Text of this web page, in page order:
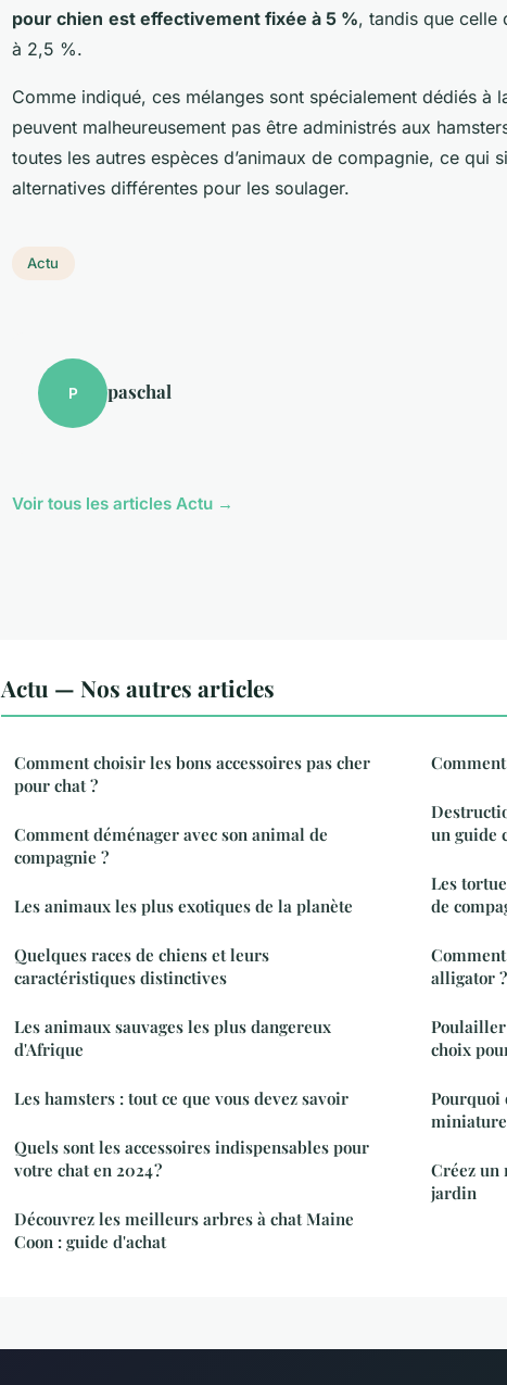
pour chien est effectivement fixée à 5 %, tandis que celle
à 2,5 %.
Comme indiqué, ces mélanges sont spécialement dédiés à
peuvent malheureusement pas être administrés aux
toutes les autres espèces d’animaux de compagnie, ce qui
alternatives différentes pour les soulager.
Actu
P paschal
Voir tous les articles Actu →
Actu — Nos autres articles
Comment choisir les bons accessoires pas cher
pour chat ?
Comment déménager avec son animal de
compagnie ?
Les animaux les plus exotiques de la planète
Quelques races de chiens et leurs
caractéristiques distinctives
Les animaux sauvages les plus dangereux
d'Afrique
Les hamsters : tout ce que vous devez savoir
Quels sont les accessoires indispensables pour
votre chat en 2024 ?
Découvrez les meilleurs arbres à chat Maine
Coon : guide d'achat
un guide
Les
de
alligator ?
Poulailler
choix
Pourquoi
Créez un
jardin